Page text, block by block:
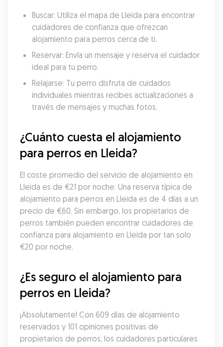
Buscar: Utiliza el mapa de Lleida para encontrar
cuidadores de confianza que ofrezcan
alojamiento para perros cerca de ti.
Reservar: Envía un mensaje y reserva el cuidador
ideal para tu perro.
Relajarse: Tu perro disfruta de cuidados
individuales mientras recibes actualizaciones a
través de mensajes y muchas fotos.
¿Cuánto cuesta el alojamiento
para perros en Lleida?
El coste promedio del servicio de alojamiento en
Lleida es de €21 por noche. Una reserva típica de
alojamiento para perros en Lleida es de 4 días a un
precio de €60. Sin embargo, los propietarios de
perros también pueden encontrar cuidadores de
confianza para alojamiento en Lleida por tan solo
€20 por noche.
¿Es seguro el alojamiento para
perros en Lleida?
¡Absolutamente! Con 609 días de alojamiento
reservados y 101 opiniones positivas de
propietarios de perros, los cuidadores particulares